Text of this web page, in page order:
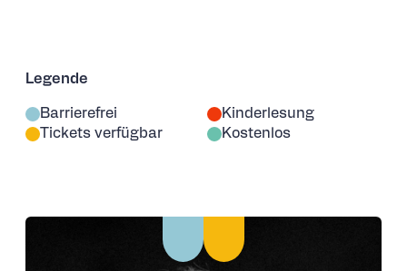
Legende
Barrierefrei
Kinderlesung
Tickets verfügbar
Kostenlos